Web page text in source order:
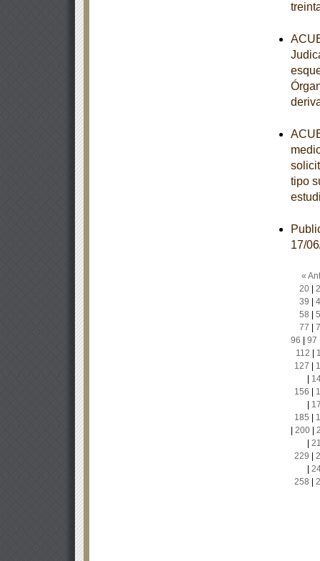
tipo
17/
«
20|
39
58
77
96
97
112
127
156
185
200|
229
258